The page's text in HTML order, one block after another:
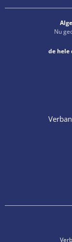
Klik om
Nu
de hele